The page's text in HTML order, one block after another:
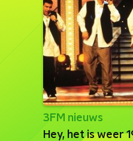
3FM nieuws
Hey, het is weer